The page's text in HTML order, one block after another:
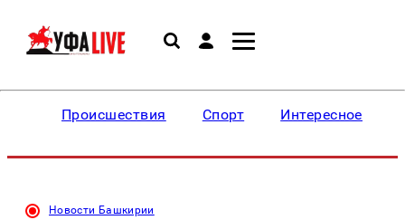
Происшествия Спорт Интересное
Новости Башкирии